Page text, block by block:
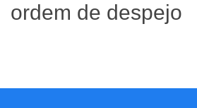
ordem de despejo